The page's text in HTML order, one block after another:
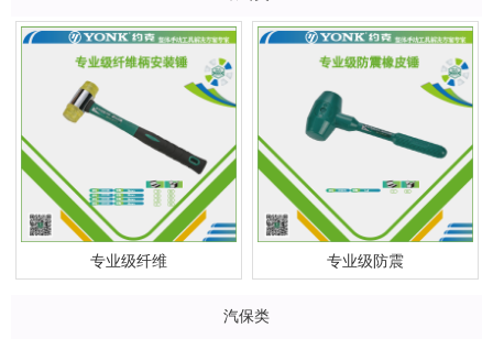
专业级纤维 专业级防震
汽保类